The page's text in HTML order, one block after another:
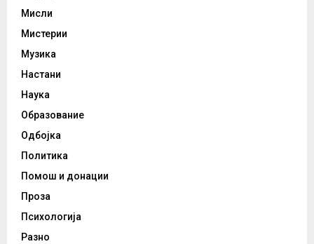
Мисли
Мистерии
Музика
Настани
Наука
Образование
Одбојка
Политика
Помош и донации
Проза
Психологија
Разно